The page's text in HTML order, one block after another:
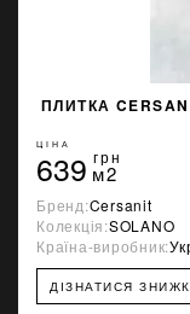
ПЛИТКА
ЦІНА
639 грн
м2
Бренд:Cersanit
Колекція:SOLANO
Країна-виробник:
ДІЗНАТИСЯ